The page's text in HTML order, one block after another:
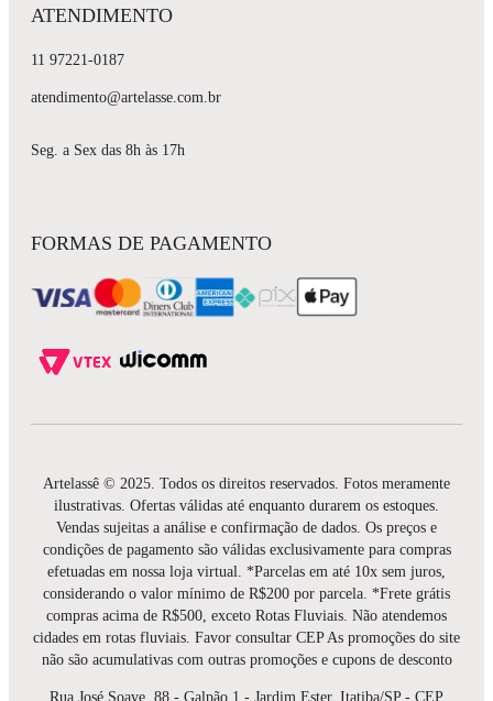
ATENDIMENTO
11 97221-0187
atendimento@artelasse.com.br
Seg. a Sex das 8h às 17h
FORMAS DE PAGAMENTO
Artelassê © 2025. Todos os direitos reservados. Fotos meramente
ilustrativas. Ofertas válidas até enquanto durarem os estoques.
Vendas sujeitas a análise e confirmação de dados. Os preços e
condições de pagamento são válidas exclusivamente para compras
efetuadas em nossa loja virtual. *Parcelas em até 10x sem juros,
considerando o valor mínimo de R$200 por parcela. *Frete grátis
compras acima de R$500, exceto Rotas Fluviais. Não atendemos
cidades em rotas fluviais. Favor consultar CEP As promoções do site
não são acumulativas com outras promoções e cupons de desconto
Rua José Soave, 88 - Galpão 1 - Jardim Ester, Itatiba/SP - CEP